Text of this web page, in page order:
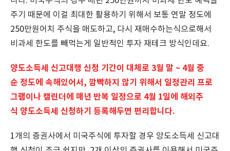
주기 때문에 이걸 최대한 활용하기 위해서 보통 연말 정도에
250만원어치 주식을 매도하고, 다시 재매수하는식으로해서
비과세 한도를 빼먹는게 일반적인 투자 재테크 방식인데요.
양도소득세 신고대행 신청 기간이 대체로 3월 말 ~ 4월 중
순 정도에 속해있어서, 깜빡하지 않기 위해서 일정관리 프로
그램이나 캘린더에 매년 반복 일정으로 4월 1일에 해외주
식 양도소득세 신청하기 등록해두면 편리합니다.
1개의 증권사에서 미국주식에 투자할 경우 양도소득세 신고대